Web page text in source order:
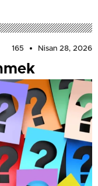
165 Nisan 28, 2026